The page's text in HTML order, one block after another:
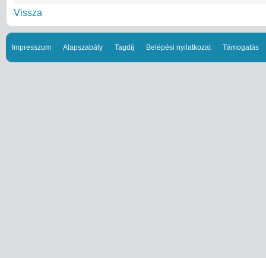
Vissza
Impresszum Alapszabály Tagdíj Belépési nyilatkozat Támogatás